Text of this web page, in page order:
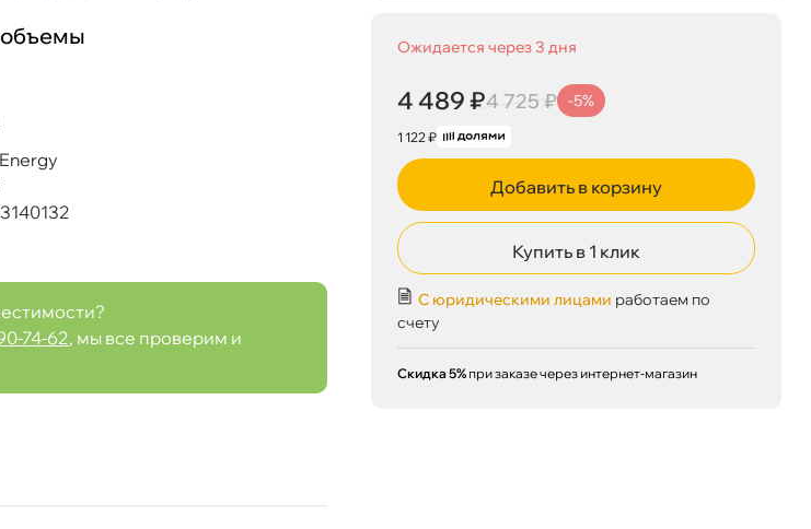
74-62, мы все проверим и
Ожидается через 3 дня
4 489 ₽4 725 ₽ -5%
1 122 ₽
Добавить в корзину
Купить в 1 клик
С юридическими лицами работаем по
счету
Скидка 5% при заказе через интернет-магазин
4 489 ₽4 725 ₽ корзину
Срочная за 2 ч – 399 ₽ Сегодня, 07.08